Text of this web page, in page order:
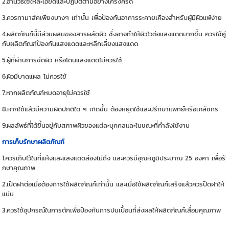
3.ควรทามาส์คเพียงบางๆ เท่านั้น เพื่อป้องกันอาการระคายเคืองสำหรับผู้มีผิวแพ้ง่าย
4.ผลิตภัณฑ์นี้มีส่วนผสมของสารผลัดผิว ซึ่งอาจทำให้ผิวไวต่อแสงแดดมากขึ้น ควรใช้คู่
กับผลิตภัณฑ์ป้องกันแสงแดดและหลีกเลี่ยงแสงแดด
5.ผู้ที่ผ่านการขัดผิว หรือโดนแสงแดดไม่ควรใช้
6.ผิวมีบาดแผล ไม่ควรใช้
7.หากผลิตภัณฑ์หมดอายุไม่ควรใช้
8.หากใช้แล้วมีความผิดปกติใด ๆ เกิดขึ้น ต้องหยุดใช้และปรึกษาแพทย์หรือเภสัชกร
9.ผลลัพธ์ที่ได้ขึ้นอยู่กับสภาพผิวของแต่ละบุคคลและในขณะที่กำลังใช้งาน
การเก็บรักษาผลิตภัณฑ์
1.ควรเก็บไว้ในที่แห้งและแสงแดดส่องไม่ถึง และควรมีอุณหภูมิประมาณ 25 องศา เพื่อรั
กษาคุณภาพ
2.เปิดฝาต่อเมื่อต้องการใช้ผลิตภัณฑ์เท่านั้น และเมื่อใช้ผลิตภัณฑ์เสร็จแล้วควรปิดฝาให้
แน่น
3.ควรใช้อุปกรณ์ในการตักเพื่อป้องกันการปนเปื้อนที่ส่งผลให้ผลิตภัณฑ์เสื่อมคุณภาพ